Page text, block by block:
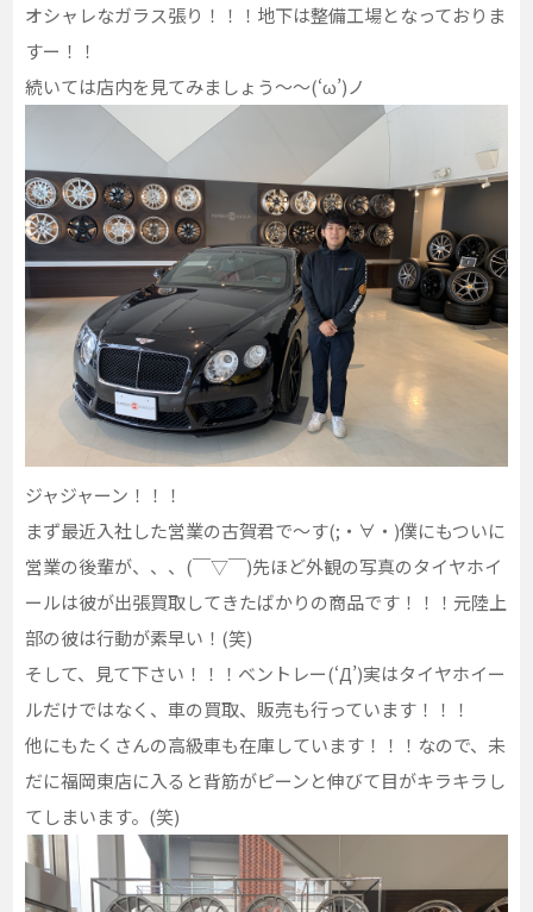
オシャレなガラス張り！！！地下は整備工場となっておりま
すー！！
続いては店内を見てみましょう～～(‘ω’)ノ
ジャジャーン！！！
まず最近入社した営業の古賀君で～す(;・∀・)僕にもついに
営業の後輩が、、、(￣▽￣)先ほど外観の写真のタイヤホイ
ールは彼が出張買取してきたばかりの商品です！！！元陸上
部の彼は行動が素早い！(笑)
そして、見て下さい！！！ベントレー(‘Д’)実はタイヤホイー
ルだけではなく、車の買取、販売も行っています！！！
他にもたくさんの高級車も在庫しています！！！なので、未
だに福岡東店に入ると背筋がピーンと伸びて目がキラキラし
てしまいます。(笑)